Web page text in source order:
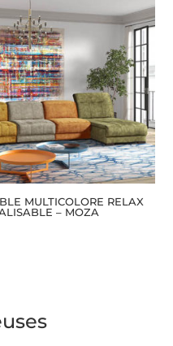
MULTICOLORE RELAX
– MOZA